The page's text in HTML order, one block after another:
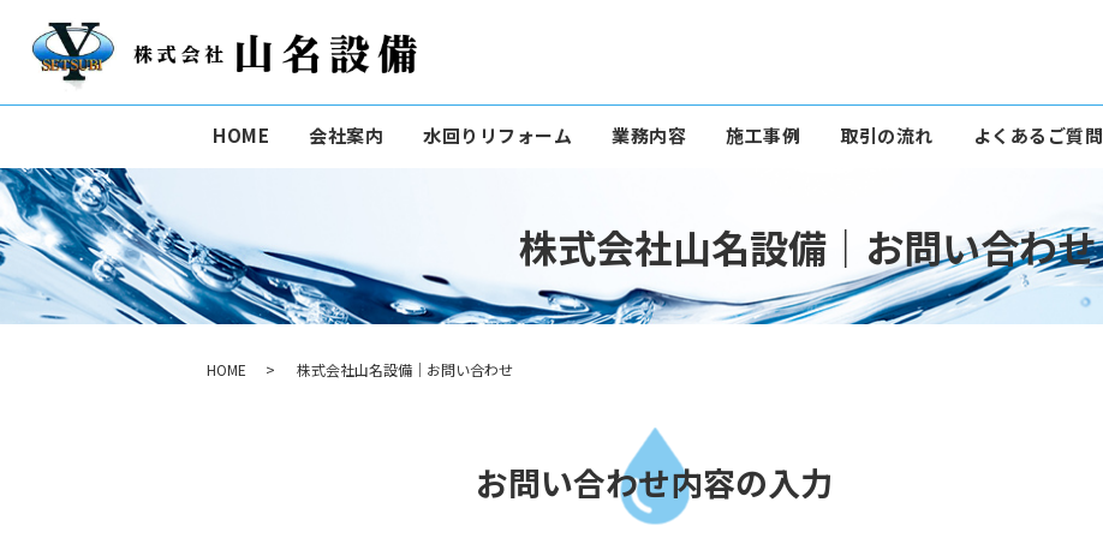
HOME 会社案内 水回りリフォーム 業務内容 施工事例 取引の流れ よくあるご質問
株式会社山名設備｜お問い合わせ
HOME 株式会社山名設備｜お問い合わせ
お問い合わせ内容の入力